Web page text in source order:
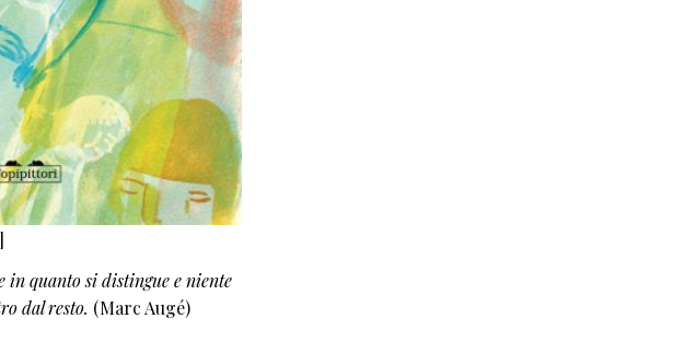
]
in quanto si distingue e niente
dal resto. (Marc Augé)